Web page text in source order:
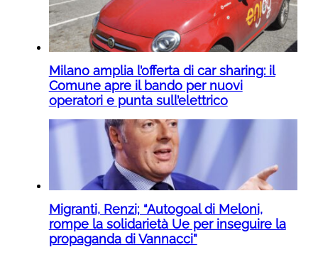
Milano amplia l’offerta di car sharing: il
Comune apre il bando per nuovi
operatori e punta sull’elettrico
Migranti, Renzi; “Autogoal di Meloni,
rompe la solidarietà Ue per inseguire la
propaganda di Vannacci”